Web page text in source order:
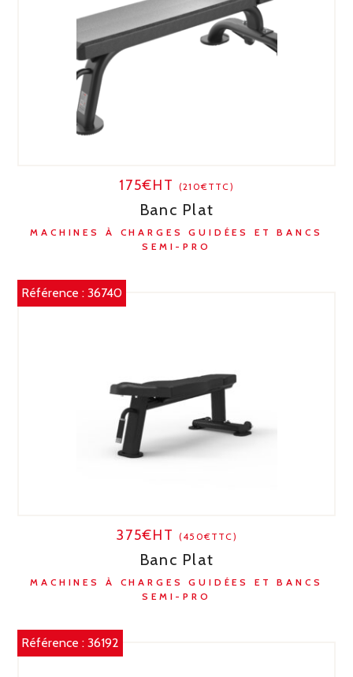
175€HT(210€TTC)
Banc Plat
MACHINES À CHARGES GUIDÉES ET BANCS
SEMI-PRO
Référence :36740
375€HT(450€TTC)
Banc Plat
MACHINES À CHARGES GUIDÉES ET BANCS
SEMI-PRO
Référence :36192